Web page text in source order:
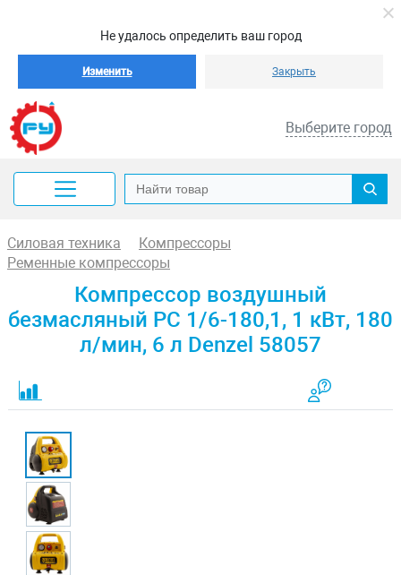
Не удалось определить ваш город
Изменить Закрыть
Выберите город
Силовая техника
Компрессоры
Ременные компрессоры
Компрессор воздушный
безмасляный РС 1/6-180,1, 1 кВт, 180
л/мин, 6 л Denzel 58057